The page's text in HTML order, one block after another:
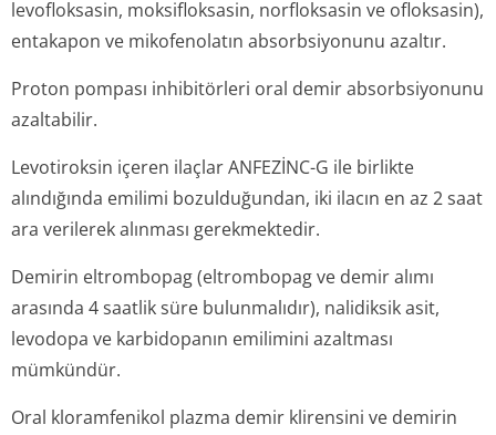
levofloksasin, moksifloksasin, norfloksasin ve ofloksasin),
entakapon ve mikofenolatın absorbsiyonunu azaltır.
Proton pompası inhibitörleri oral demir absorbsiyonunu
azaltabilir.
Levotiroksin içeren ilaçlar ANFEZİNC-G ile birlikte
alındığında emilimi bozulduğundan, iki ilacın en az 2 saat
ara verilerek alınması gerekmektedir.
Demirin eltrombopag (eltrombopag ve demir alımı
arasında 4 saatlik süre bulunmalıdır), nalidiksik asit,
levodopa ve karbidopanın emilimini azaltması
mümkündür.
Oral kloramfenikol plazma demir klirensini ve demirin